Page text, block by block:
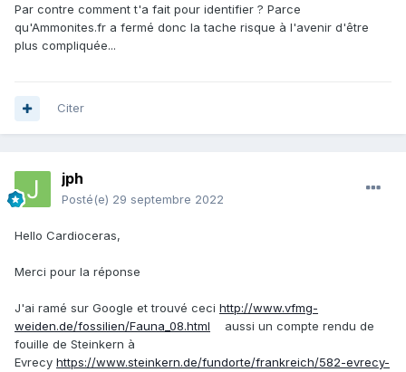
Déjà un tout grand merci pour vos avis.
Belle soirée au Forum,
Par contre comment t'a fait pour identifier ? Parce
qu'Ammonites.fr a fermé donc la tache risque à l'avenir d'être
plus compliquée...
Citer
jph
Posté(e) 29 septembre 2022
Hello Cardioceras,
Merci pour la réponse
J'ai ramé sur Google et trouvé ceci http://www.vfmg-
weiden.de/fossilien/Fauna_08.html aussi un compte rendu de
fouille de Steinkern à
Evrecy https://www.steinkern.de/fundorte/frankreich/582-evrecy-